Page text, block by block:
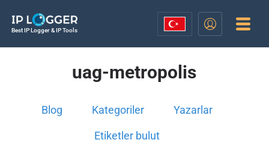
Best IP Logger & IP Tools
uag-metropolis
Blog Kategoriler Yazarlar
Etiketler bulut